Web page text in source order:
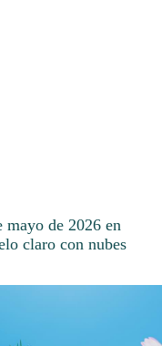
de 2026 en
claro con nubes